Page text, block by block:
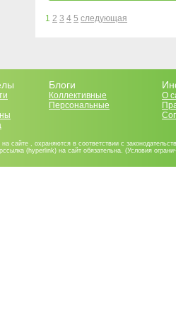
1 2 3 4 5 следующая
Блоги
Коллективные
Персональные
О
сайте , охраняются в соответствии с
(hyperlink) на сайт обязательна. (Условия